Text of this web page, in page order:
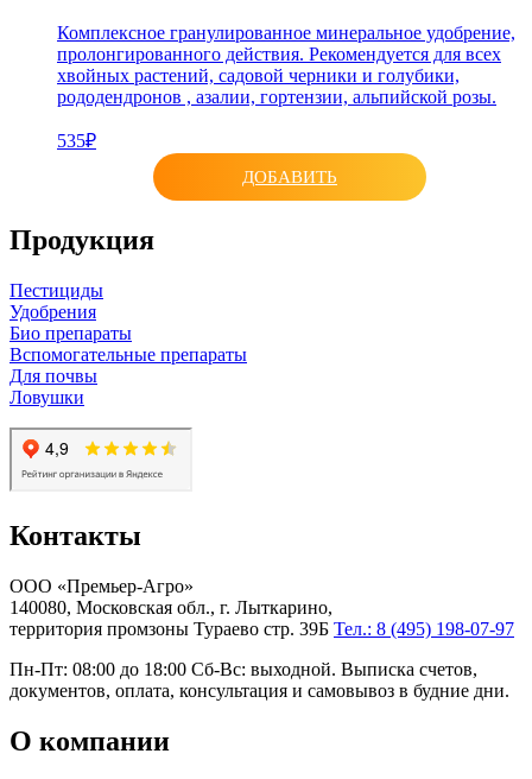
Комплексное гранулированное минеральное удобрение,
пролонгированного действия. Рекомендуется для всех
хвойных растений, садовой черники и голубики,
рододендронов , азалии, гортензии, альпийской розы.
535₽
ДОБАВИТЬ
Продукция
Пестициды
Удобрения
Био препараты
Вспомогательные препараты
Для почвы
Ловушки
Контакты
ООО «Премьер-Агро»
140080, Московская обл., г. Лыткарино,
территория промзоны Тураево стр. 39Б Тел.: 8 (495) 198-07-97
Пн-Пт: 08:00 до 18:00 Сб-Вс: выходной. Выписка счетов,
документов, оплата, консультация и самовывоз в будние дни.
О компании